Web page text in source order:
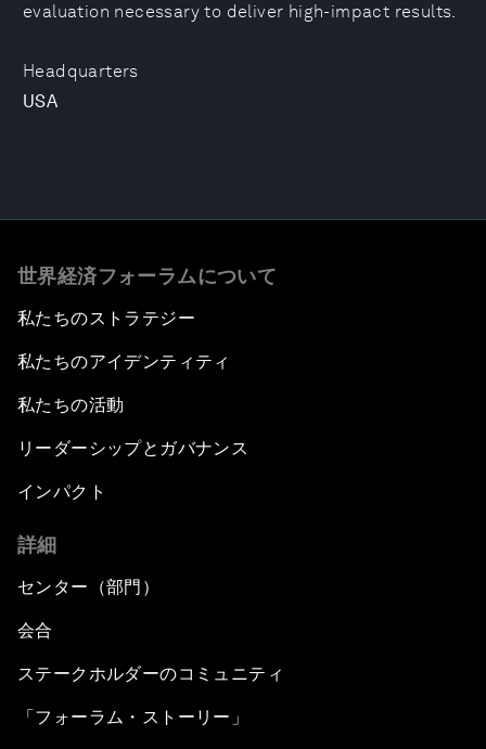
Headquarters
USA
evaluation necessary to deliver high-impact results.
世界経済フォーラムについて
私たちのストラテジー
私たちのアイデンティティ
私たちの活動
リーダーシップとガバナンス
インパクト
詳細
センター（部門）
会合
ステークホルダーのコミュニティ
「フォーラム・ストーリー」